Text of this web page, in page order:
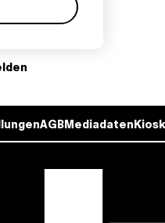
AGBMediadaten Kiosk